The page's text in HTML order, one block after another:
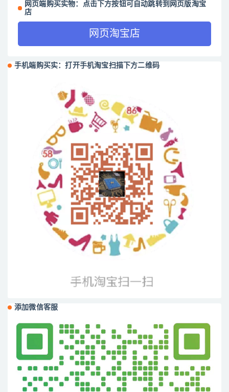
网页端购买实物：点击下方按钮可自动跳转到网页版淘宝
店
网页淘宝店
手机端购买实：打开手机淘宝扫描下方二维码
添加微信客服